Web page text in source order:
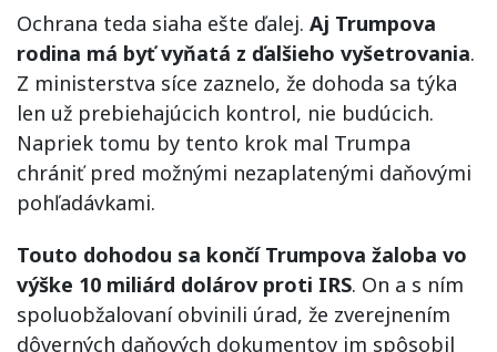
Ochrana teda siaha ešte ďalej. Aj Trumpova
rodina má byť vyňatá z ďalšieho vyšetrovania.
Z ministerstva síce zaznelo, že dohoda sa týka
len už prebiehajúcich kontrol, nie budúcich.
Napriek tomu by tento krok mal Trumpa
chrániť pred možnými nezaplatenými daňovými
pohľadávkami.
Touto dohodou sa končí Trumpova žaloba vo
výške 10 miliárd dolárov proti IRS. On a s ním
spoluobžalovaní obvinili úrad, že zverejnením
dôverných daňových dokumentov im spôsobil